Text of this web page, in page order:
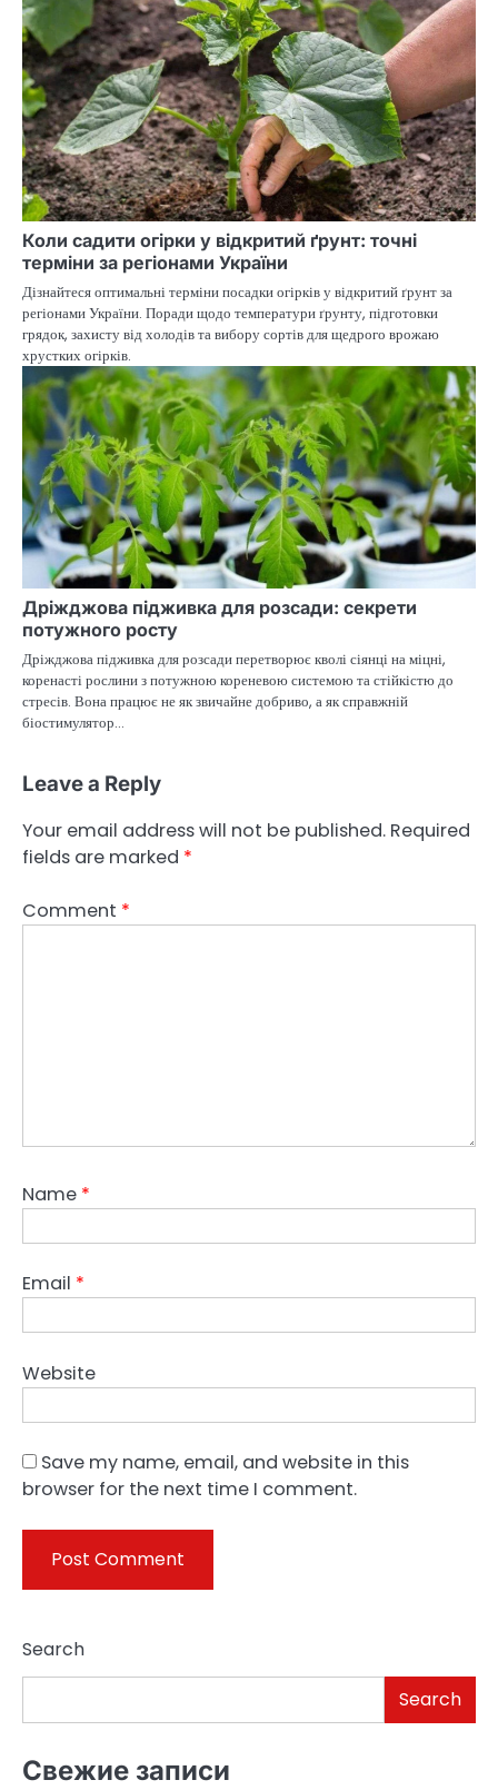
Коли садити огірки у відкритий ґрунт: точні
терміни за регіонами України
Дізнайтеся оптимальні терміни посадки огірків у відкритий ґрунт за
регіонами України. Поради щодо температури ґрунту, підготовки
грядок, захисту від холодів та вибору сортів для щедрого врожаю
хрустких огірків.
Дріжджова підживка для розсади: секрети
потужного росту
Дріжджова підживка для розсади перетворює кволі сіянці на міцні,
коренасті рослини з потужною кореневою системою та стійкістю до
стресів. Вона працює не як звичайне добриво, а як справжній
біостимулятор…
Leave a Reply
Your email address will not be published. Required
fields are marked *
Comment *
Name *
Email *
Website
Save my name, email, and website in this
browser for the next time I comment.
Search
Search
Свежие записи